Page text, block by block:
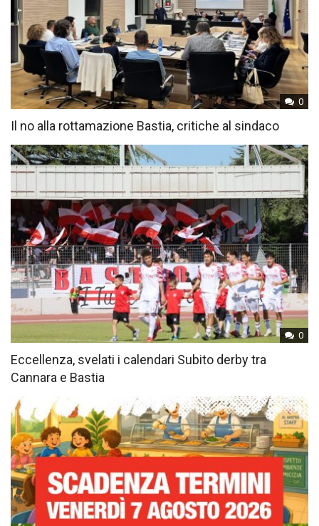
0
Il no alla rottamazione Bastia, critiche al sindaco
0
Eccellenza, svelati i calendari Subito derby tra
Cannara e Bastia